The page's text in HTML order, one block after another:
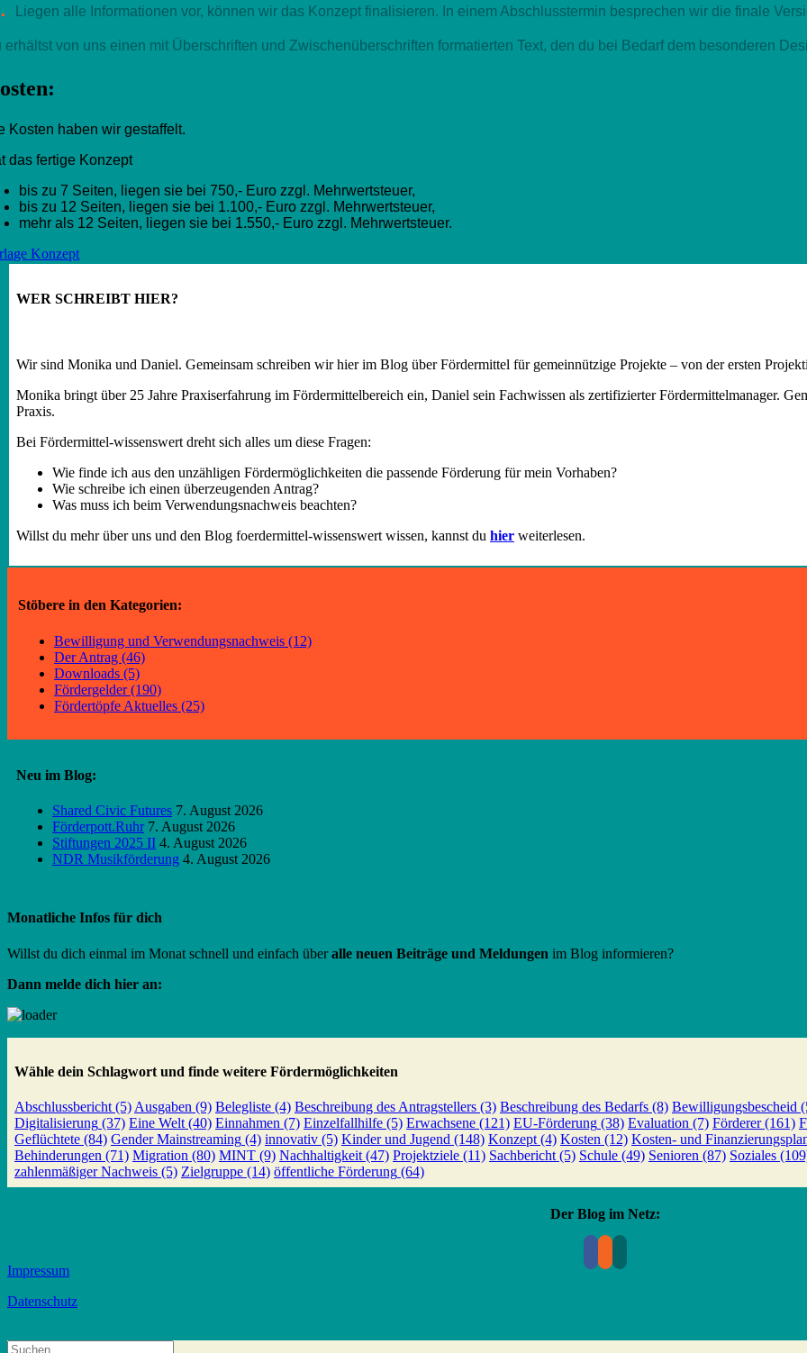
Liegen alle Informationen vor, können wir das Konzept finalisieren. In einem Abschlusstermin besprechen wir die finale
erhältst von uns einen mit Überschriften und Zwischenüberschriften formatierten Text, den du bei Bedarf dem besonderen
Kosten haben wir gestaffelt.
das fertige Konzept
bis zu 7 Seiten, liegen sie bei 750,- Euro zzgl. Mehrwertsteuer,
bis zu 12 Seiten, liegen sie bei 1.100,- Euro zzgl. Mehrwertsteuer,
mehr als 12 Seiten, liegen sie bei 1.550,- Euro zzgl. Mehrwertsteuer.
Konzept
WER SCHREIBT HIER?
Wir sind Monika und Daniel. Gemeinsam schreiben wir hier im Blog über Fördermittel für gemeinnützige Projekte – von der ersten
Monika bringt über 25 Jahre Praxiserfahrung im Fördermittelbereich ein, Daniel sein Fachwissen als zertifizierter Fördermittelmanager.
Praxis.
Bei Fördermittel-wissenswert dreht sich alles um diese Fragen:
Wie finde ich aus den unzähligen Fördermöglichkeiten die passende Förderung für mein Vorhaben?
Wie schreibe ich einen überzeugenden Antrag?
Was muss ich beim Verwendungsnachweis beachten?
Willst du mehr über uns und den Blog foerdermittel-wissenswert wissen, kannst du hier weiterlesen.
Stöbere in den Kategorien:
Bewilligung und Verwendungsnachweis (12)
Der Antrag (46)
Downloads (5)
Fördergelder (190)
Fördertöpfe Aktuelles (25)
Neu im Blog:
Shared Civic Futures 7. August 2026
Förderpott.Ruhr 7. August 2026
Stiftungen 2025 II 4. August 2026
NDR Musikförderung 4. August 2026
Monatliche Infos für dich
Willst du dich einmal im Monat schnell und einfach überalle neuen Beiträge und Meldungen im Blog informieren?
Dann melde dich hier an:
Wähle dein Schlagwort und finde weitere Fördermöglichkeiten
Abschlussbericht (5) Ausgaben (9) Belegliste (4) Beschreibung des Antragstellers (3) Beschreibung des Bedarfs (8) Bewilligungsbescheid
Digitalisierung (37) Eine Welt (40) Einnahmen (7) Einzelfallhilfe (5) Erwachsene (121) EU-Förderung (38) Evaluation (7) Förderer(161)
Geflüchtete (84) Gender Mainstreaming (4) innovativ (5) Kinder und Jugend (148) Konzept (4) Kosten (12) Kosten- und
Behinderungen (71) Migration (80) MINT (9) Nachhaltigkeit (47) Projektziele (11) Sachbericht (5) Schule (49) Senioren (87) Soziales
zahlenmäßiger Nachweis (5) Zielgruppe (14) öffentliche Förderung (64)
Der Blog im Netz:
Impressum
Datenschutz
Suche